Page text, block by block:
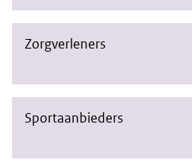
Zorgverleners
Sportaanbieders